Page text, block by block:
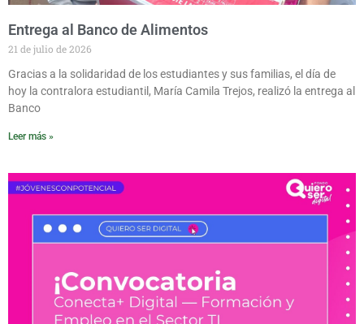
Entrega al Banco de Alimentos
21 de julio de 2026
Gracias a la solidaridad de los estudiantes y sus familias, el día de
hoy la contralora estudiantil, María Camila Trejos, realizó la entrega al
Banco
Leer más »